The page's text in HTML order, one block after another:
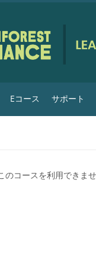
Eコース サポート
のコースを利用できませ